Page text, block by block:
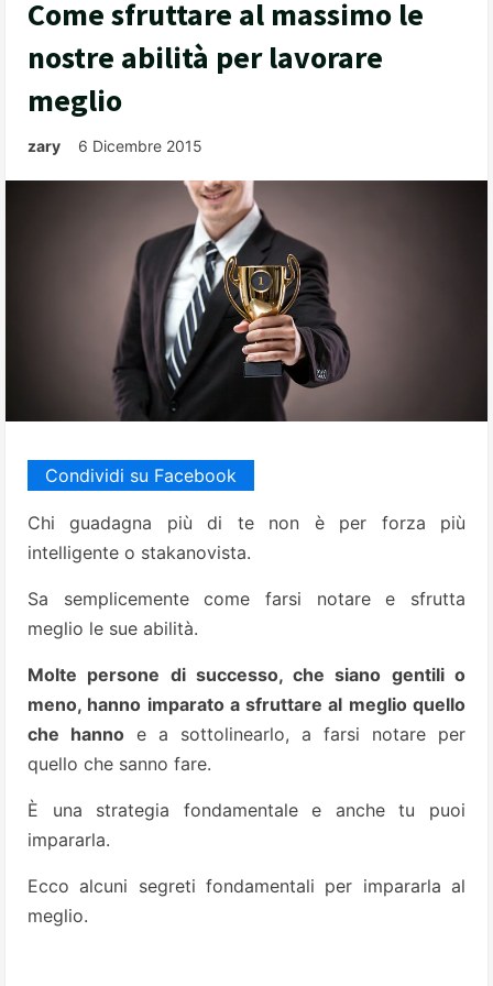
Come sfruttare al massimo le
nostre abilità per lavorare
meglio
zary 6 Dicembre 2015
Condividi su Facebook
Chi guadagna più di te non è per forza più
intelligente o stakanovista.
Sa semplicemente come farsi notare e sfrutta
meglio le sue abilità.
Molte persone di successo, che siano gentili o
meno, hanno imparato a sfruttare al meglio quello
che hanno e a sottolinearlo, a farsi notare per
quello che sanno fare.
È una strategia fondamentale e anche tu puoi
impararla.
Ecco alcuni segreti fondamentali per impararla al
meglio.